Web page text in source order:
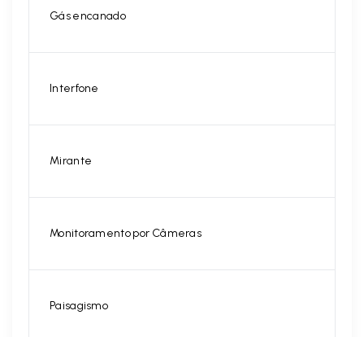
Gás encanado
Interfone
Mirante
Monitoramento por Câmeras
Paisagismo